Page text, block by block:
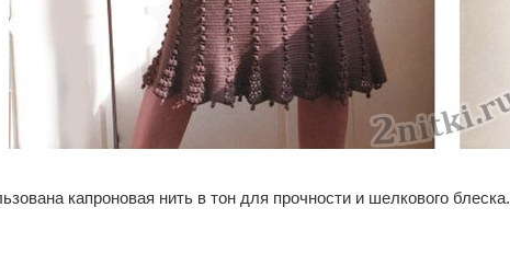
капроновая нить в тон для прочности и шелкового блеска.